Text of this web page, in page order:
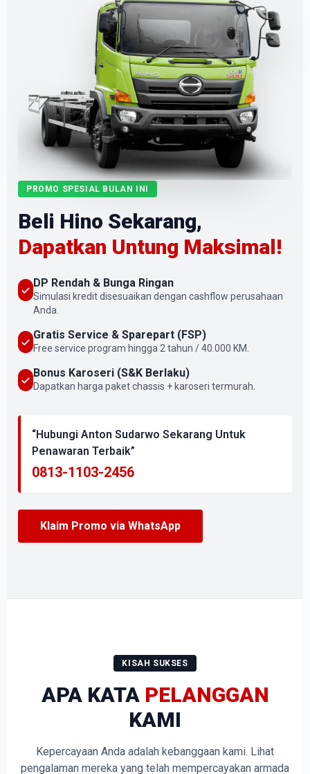
PROMO SPESIAL BULAN INI
Beli Hino Sekarang,
Dapatkan Untung Maksimal!
DP Rendah & Bunga Ringan
Simulasi kredit disesuaikan dengan cashflow perusahaan
Anda.
Gratis Service & Sparepart (FSP)
Free service program hingga 2 tahun / 40.000 KM.
Bonus Karoseri (S&K Berlaku)
Dapatkan harga paket chassis + karoseri termurah.
“Hubungi Anton Sudarwo Sekarang Untuk
Penawaran Terbaik”
0813-1103-2456
Klaim Promo via WhatsApp
KISAH SUKSES
APA KATA PELANGGAN
KAMI
Kepercayaan Anda adalah kebanggaan kami. Lihat
pengalaman mereka yang telah mempercayakan armada